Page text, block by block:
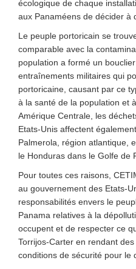
écologique de chaque
aux Panaméens de décider à
Le peuple portoricain se
comparable avec la
population a formé un
entraînements militaires qui
portoricaine, causant par ce
à la santé de la population et
Amérique Centrale, les
Etats-Unis affectent
Palmerola, région atlantique,
le Honduras dans le Golfe de
Pour toutes ces raisons,
au gouvernement des Etats-
responsabilités envers le
Panama relatives à la
occupent et de respecter ce
Torrijos-Carter en rendant
conditions de sécurité pour le